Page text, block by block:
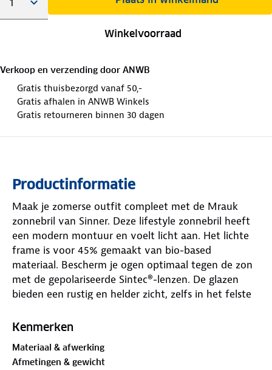
Winkelvoorraad
Verkoop en verzending door ANWB
Gratis thuisbezorgd vanaf 50,-
Gratis afhalen in ANWB Winkels
Gratis retourneren binnen 30 dagen
Productinformatie
Maak je zomerse outfit compleet met de Mrauk
zonnebril van Sinner. Deze lifestyle zonnebril heeft
een modern montuur en voelt licht aan. Het lichte
frame is voor 45% gemaakt van bio-based
materiaal. Bescherm je ogen optimaal tegen de zon
met de gepolariseerde Sintec®-lenzen. De glazen
bieden een rustig en helder zicht, zelfs in het felste
de absolute vrijheid van een stralende dag!
Kenmerken
Materiaal & afwerking
Afmetingen & gewicht